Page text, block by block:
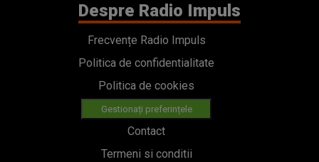
Despre Radio Impuls
Frecvențe Radio Impuls
Politica de confidentialitate
Politica de cookies
Gestionați preferințele
Contact
Termeni si conditii